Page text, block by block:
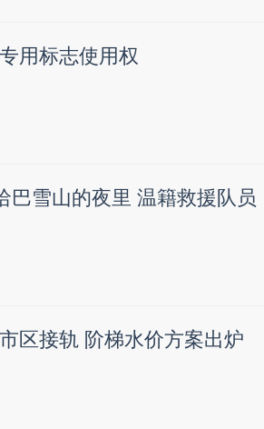
用标志使用权
巴雪山的夜里 温籍救援队员
区接轨 阶梯水价方案出炉